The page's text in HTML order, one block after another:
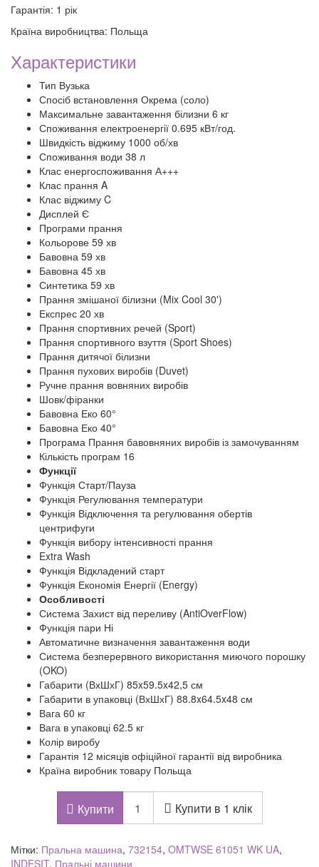
Гарантія: 1 рік
Країна виробництва: Польща
Характеристики
Тип Вузька
Спосіб встановлення Окрема (соло)
Максимальне завантаження білизни 6 кг
Споживання електроенергії 0.695 кВт/год.
Швидкість віджиму 1000 об/хв
Споживання води 38 л
Клас енергоспоживання А+++
Клас прання A
Клас віджиму C
Дисплей Є
Програми прання
Кольорове 59 хв
Бавовна 59 хв
Бавовна 45 хв
Синтетика 59 хв
Прання змішаної білизни (Mix Cool 30')
Експрес 20 хв
Прання спортивних речей (Sport)
Прання спортивного взуття (Sport Shoes)
Прання дитячої білизни
Прання пухових виробів (Duvet)
Ручне прання вовняних виробів
Шовк/фіранки
Бавовна Еко 60°
Бавовна Еко 40°
Програма Прання бавовняних виробів із замочуванням
Кількість програм 16
Функції
Функція Старт/Пауза
Функція Регулювання температури
Функція Відключення та регулювання обертів
центрифуги
Функція вибору інтенсивності прання
Extra Wash
Функція Відкладений старт
Функція Економія Енергії (Energy)
Особливості
Система Захист від переливу (AntiOverFlow)
Функція пари Ні
Автоматичне визначення завантаження води
Система безперервного використання миючого порошку
(OKO)
Габарити (ВхШхГ) 85x59.5x42,5 см
Габарити в упаковці (ВхШхГ) 88.8x64.5x48 см
Вага 60 кг
Вага в упаковці 62.5 кг
Колір виробу
Гарантія 12 місяців офіційної гарантії від виробника
Країна виробник товару Польща
Купити Купити в 1 клік
Мітки: Пральна машина, 732154, OMTWSE 61051 WK UA,
INDESIT, Пральні машини